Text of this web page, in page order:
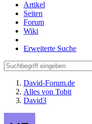
Artikel
Seiten
Forum
Wiki
Erweiterte Suche
David-Forum.de
Alles von Tobit
David3